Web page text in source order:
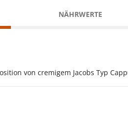
NÄHRWERTE
von cremigem Jacobs Typ